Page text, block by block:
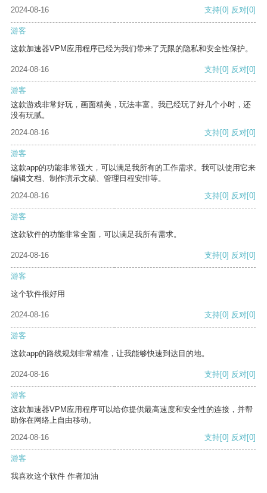
2024-08-16 支持[0] 反对[0]
游客
这款加速器VPM应用程序已经为我们带来了无限的隐私和安全性保护。
2024-08-16 支持[0] 反对[0]
游客
这款游戏非常好玩，画面精美，玩法丰富。我已经玩了好几个小时，还
没有玩腻。
2024-08-16
支持[0] 反对[0]
游客
这款app的功能非常强大，可以满足我所有的工作需求。我可以使用它来
编辑文档、制作演示文稿、管理日程安排等。
2024-08-16
支持[0] 反对[0]
游客
这款软件的功能非常全面，可以满足我所有需求。
2024-08-16 支持[0] 反对[0]
游客
这个软件很好用
2024-08-16 支持[0] 反对[0]
游客
这款app的路线规划非常精准，让我能够快速到达目的地。
2024-08-16 支持[0] 反对[0]
游客
这款加速器VPM应用程序可以给你提供最高速度和安全性的连接，并帮
助你在网络上自由移动。
2024-08-16
支持[0] 反对[0]
游客
我喜欢这个软件 作者加油